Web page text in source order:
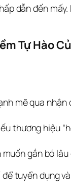
dẫn đến
Tự Hào
mẽ qua
thương hiệu
gắn bó lâu
tuyển dụng